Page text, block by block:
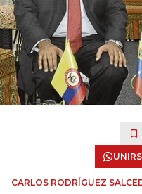
CARLOS RODRÍGUEZ